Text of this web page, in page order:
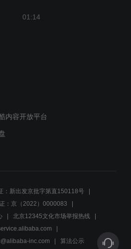
01:14
我的父亲是板凳：特派员试
探清风，清风会暴露身份
03:20
内容开放平台
：新出发京批字第直150118号
：京（2022）0000083
北京12345文化市场举报热线
inc.com 算法公示